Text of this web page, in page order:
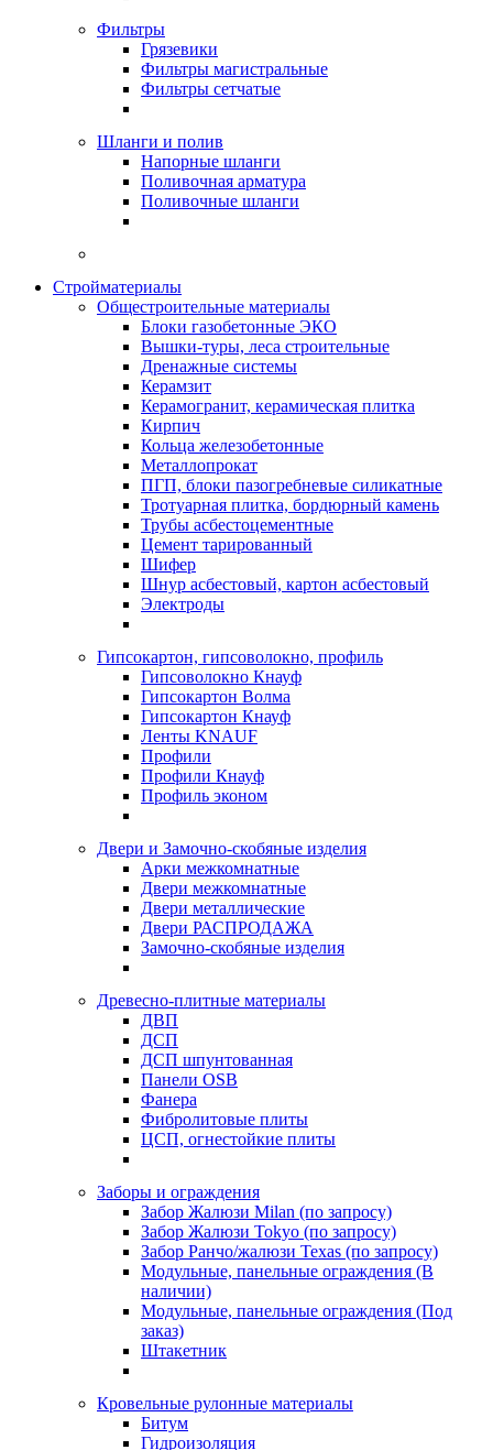
Фильтры
Грязевики
Фильтры магистральные
Фильтры сетчатые
Шланги и полив
Напорные шланги
Поливочная арматура
Поливочные шланги
Стройматериалы
Oбщестроительные материалы
Блоки газобетонные ЭКО
Вышки-туры, леса строительные
Дренажные системы
Керамзит
Керамогранит, керамическая плитка
Кирпич
Кольца железобетонные
Металлопрокат
ПГП, блоки пазогребневые силикатные
Тротуарная плитка, бордюрный камень
Трубы асбестоцементные
Цемент тарированный
Шифер
Шнур асбестовый, картон асбестовый
Электроды
Гипсокартон, гипсоволокно, профиль
Гипсоволокно Кнауф
Гипсокартон Волма
Гипсокартон Кнауф
Ленты KNAUF
Профили
Профили Кнауф
Профиль эконом
Двери и Замочно-скобяные изделия
Арки межкомнатные
Двери межкомнатные
Двери металлические
Двери РАСПРОДАЖА
Замочно-скобяные изделия
Древесно-плитные материалы
ДВП
ДСП
ДСП шпунтованная
Панели OSB
Фанера
Фибролитовые плиты
ЦСП, огнестойкие плиты
Заборы и ограждения
Забор Жалюзи Milan (по запросу)
Забор Жалюзи Tokyo (по запросу)
Забор Ранчо/жалюзи Texas (по запросу)
Модульные, панельные ограждения (В
наличии)
Модульные, панельные ограждения (Под
заказ)
Штакетник
Кровельные рулонные материалы
Битум
Гидроизоляция